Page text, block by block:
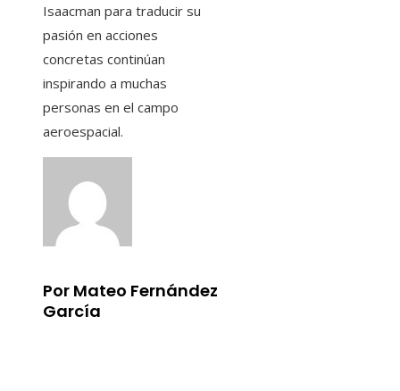
Isaacman para traducir su
pasión en acciones
concretas continúan
inspirando a muchas
personas en el campo
aeroespacial.
Por Mateo Fernández
García